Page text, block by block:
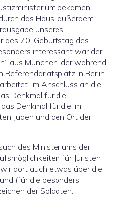
bekamen,
das Haus, außerdem
unseres
des 70. Geburtstag des
interessant war der
aus München, der während
Referendariatsplatz in Berlin
Im Anschluss an die
Denkmal für die
Denkmal für die im
Juden und den Ort der
des Ministeriums der
für Juristen
dort auch etwas über die
(für die besonders
der Soldaten.